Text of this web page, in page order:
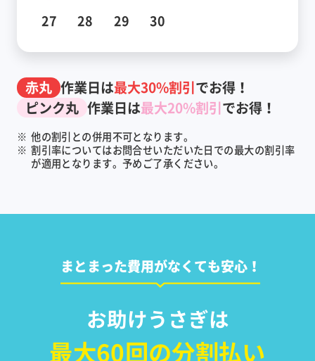
27
28 29 30
赤丸 作業日は最大30%割引でお得！
ピンク丸 作業日は最大20%割引でお得！
※ 他の割引との併用不可となります。
※ 割引率についてはお問合せいただいた日での最大の割引率
が適用となります。予めご了承ください。
まとまった費用がなくても安心！
お助けうさぎは
最大60回の分割払い